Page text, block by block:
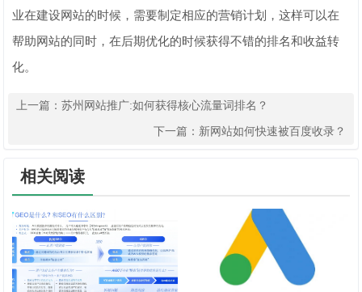
业在建设网站的时候，需要制定相应的营销计划，这样可以在
帮助网站的同时，在后期优化的时候获得不错的排名和收益转
化。
上一篇：苏州网站推广:如何获得核心流量词排名？
下一篇： 新网站如何快速被百度收录？
相关阅读